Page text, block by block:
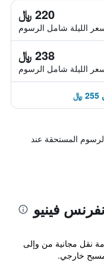
220 ﷼
الليلة شامل الرسوم
238 ﷼
الليلة شامل الرسوم
المستحقة عند
فينيو
نقل مجانية من وإلى
خارجي.